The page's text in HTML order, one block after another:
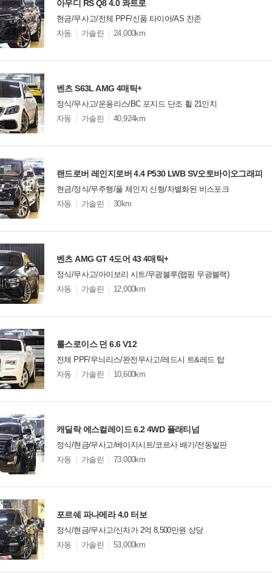
아우디 RS Q8 4.0 콰트로
현금/무사고/전체 PPF/신품 타이어/AS 잔존
모
션
자동 가솔린 24,000km
벤츠 S63L AMG 4매틱+
정식/무사고/운용리스/BC 포지드 단조 휠 21인치
모
션
자동 가솔린 40,924km
랜드로버 레인지로버 4.4 P530 LWB SV오토바이오그래피
현금/정식/무주행/풀 체인지 신형/차별화된 비스포크
모
션
자동 가솔린 30km
벤츠 AMG GT 4도어 43 4매틱+
정식/무사고/아이보리 시트/무광블루(랩핑 무광블랙)
모
션
자동 가솔린 12,000km
롤스로이스 던 6.6 V12
전체 PPF/무늬리스/완전무사고/레드시 트&레드 탑
모
션
자동 가솔린 10,600km
캐딜락 에스컬레이드 6.2 4WD 플래티넘
정식/현금/무사고/베이지시트/코르사 배기/전동발판
모
션
자동 가솔린 73,000km
포르쉐 파나메라 4.0 터보
정식/현금/무사고/신차가 2억 8,500만원 상당
모
션
자동 가솔린 53,000km